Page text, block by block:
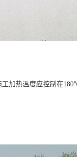
加热温度应控制在